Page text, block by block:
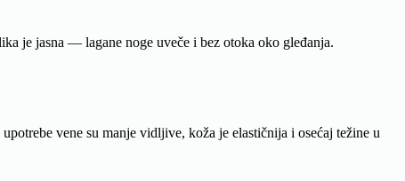
je jasna — lagane noge uveče i bez otoka oko gleđanja.
vene su manje vidljive, koža je elastičnija i osećaj težine u